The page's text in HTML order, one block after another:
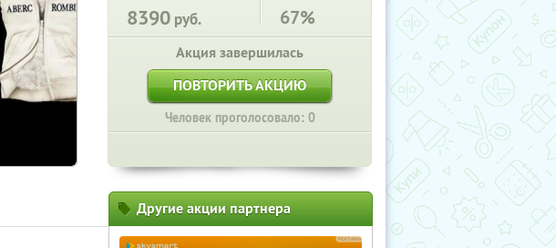
8390 руб. 67%
Акция завершилась
ПОВТОРИТЬ АКЦИЮ
Человек проголосовало: 0
Другие акции партнера